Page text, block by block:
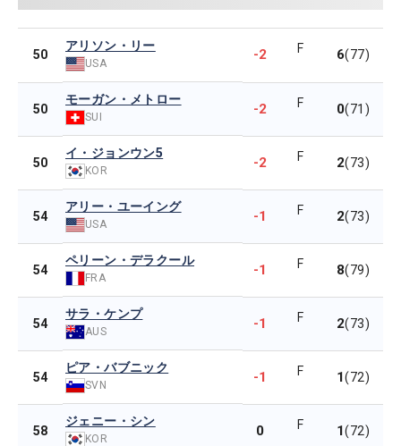
50
アリソン・リー
USA
-2 F 6(77)
50
モーガン・メトロー
SUI -2 F 0(71)
50
イ・ジョンウン5
KOR -2 F 2(73)
54
アリー・ユーイング
USA -1 F 2(73)
54
ペリーン・デラクール
FRA -1 F 8(79)
54
サラ・ケンプ
AUS -1 F 2(73)
54
ピア・バブニック
SVN -1 F 1(72)
58
ジェニー・シン
KOR 0 F 1(72)